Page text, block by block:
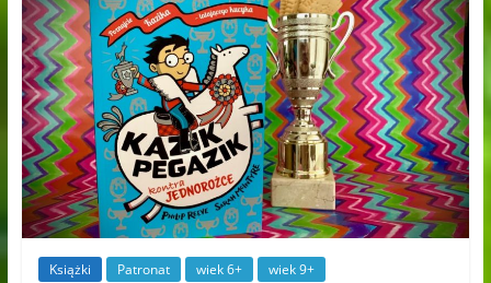
Książki Patronat wiek 6+ wiek 9+